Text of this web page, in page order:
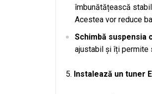
îmbunătățească
Acestea vor reduce
Schimbă suspensia
ajustabil și îți permite
Instalează un tuner